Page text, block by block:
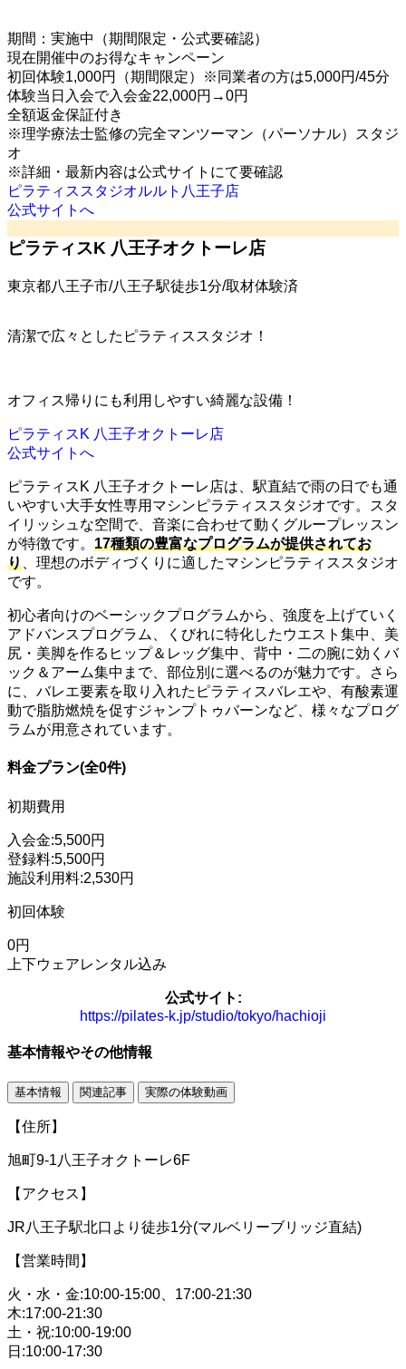
期間：実施中（期間限定・公式要確認）
現在開催中のお得なキャンペーン
初回体験1,000円（期間限定）※同業者の方は5,000円/45分
体験当日入会で入会金22,000円→0円
全額返金保証付き
※理学療法士監修の完全マンツーマン（パーソナル）スタジ
オ
※詳細・最新内容は公式サイトにて要確認
ピラティススタジオルルト八王子店
公式サイトへ
ピラティスK 八王子オクトーレ店
東京都八王子市/八王子駅徒歩1分/取材体験済
清潔で広々としたピラティススタジオ！
オフィス帰りにも利用しやすい綺麗な設備！
ピラティスK 八王子オクトーレ店
公式サイトへ
ピラティスK 八王子オクトーレ店は、駅直結で雨の日でも通
いやすい大手女性専用マシンピラティススタジオです。スタ
イリッシュな空間で、音楽に合わせて動くグループレッスン
が特徴です。 17種類の豊富なプログラムが提供されてお
り 、理想のボディづくりに適したマシンピラティススタジオ
です。
初心者向けのベーシックプログラムから、強度を上げていく
アドバンスプログラム、くびれに特化したウエスト集中、美
尻・美脚を作るヒップ＆レッグ集中、背中・二の腕に効くバ
ック＆アーム集中まで、部位別に選べるのが魅力です。さら
に、バレエ要素を取り入れたピラティスバレエや、有酸素運
動で脂肪燃焼を促すジャンプトゥバーンなど、様々なプログ
ラムが用意されています。
料金プラン(全0件)
初期費用
入会金:5,500円
登録料:5,500円
施設利用料:2,530円
初回体験
0円
上下ウェアレンタル込み
公式サイト:
https://pilates-k.jp/studio/tokyo/hachioji
基本情報やその他情報
基本情報 関連記事 実際の体験動画
【住所】
旭町9-1八王子オクトーレ6F
【アクセス】
JR八王子駅北口より徒歩1分(マルベリーブリッジ直結)
【営業時間】
火・水・金:10:00-15:00、17:00-21:30
木:17:00-21:30
土・祝:10:00-19:00
日:10:00-17:30